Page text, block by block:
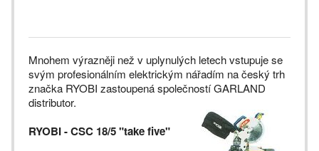
Mnohem výrazněji než v uplynulých letech vstupuje se
svým profesionálním elektrickým nářadím na český trh
značka RYOBI zastoupená společností GARLAND
distributor.
RYOBI - CSC 18/5 "take five"